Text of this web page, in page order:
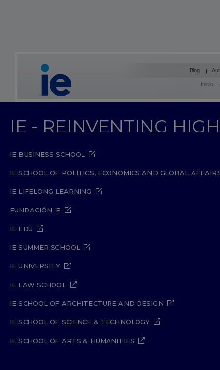
Blog
Inicio
IE - REINVENTING
IE BUSINESS SCHOOL
IE SCHOOL OF POLITICS, ECONOMICS AND GLOBAL
IE LIFELONG LEARNING
FUNDACIÓN IE
IE EDU
IE SUMMER SCHOOL
IE UNIVERSITY
IE LAW SCHOOL
IE SCHOOL OF ARCHITECTURE AND DESIGN
IE SCHOOL OF SCIENCE & TECHNOLOGY
IE SCHOOL OF ARTS & HUMANITIES